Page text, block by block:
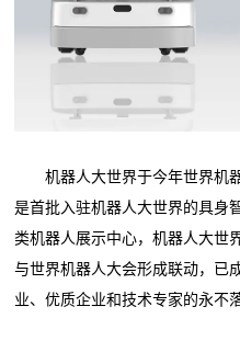
机器人大世界于今年世界机器
是首批入驻机器人大世界的具身
类机器人展示中心，机器人大世
与世界机器人大会形成联动，已
业、优质企业和技术专家的永不